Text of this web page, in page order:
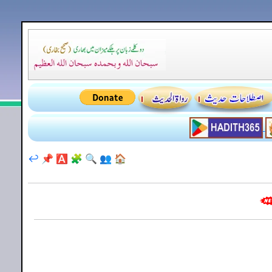
🏠
👥
🔍
🧩
🅰️
📌
↩️